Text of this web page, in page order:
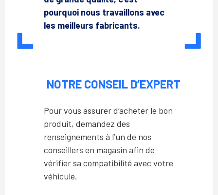
pourquoi nous travaillons avec
les meilleurs fabricants.
NOTRE CONSEIL D’EXPERT
Pour vous assurer d’acheter le bon
produit, demandez des
renseignements à l’un de nos
conseillers en magasin afin de
vérifier sa compatibilité avec votre
véhicule.